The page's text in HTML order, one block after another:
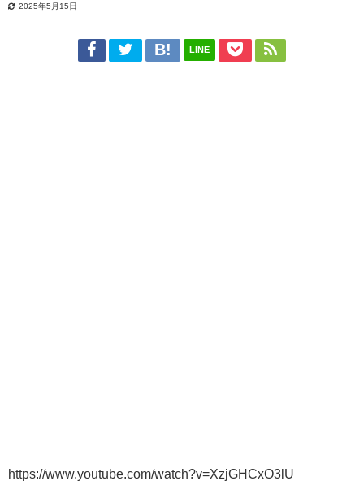
2025年5月15日
LINE
https://www.youtube.com/watch?v=XzjGHCxO3lU